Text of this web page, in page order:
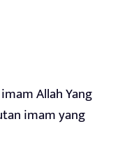
Allah Yang
imam yang